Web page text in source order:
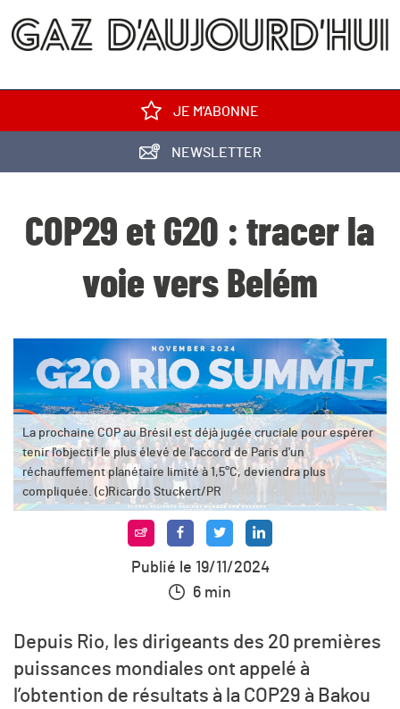
JE M'ABONNE
NEWSLETTER
COP29 et G20 : tracer la
voie vers Belém
La prochaine COP au Brésil est déjà jugée cruciale pour espérer
tenir l'objectif le plus élevé de l'accord de Paris d'un
réchauffement planétaire limité à 1,5°C, deviendra plus
compliquée. (c)Ricardo Stuckert/PR
Publié le 19/11/2024
6 min
Depuis Rio, les dirigeants des 20 premières
puissances mondiales ont appelé à
l’obtention de résultats à la COP29 à Bakou